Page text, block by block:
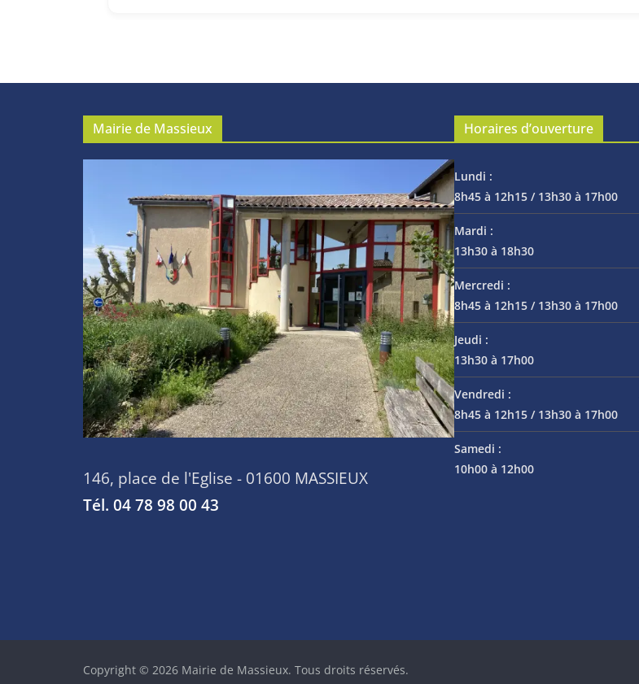
Mairie de Massieux
146, place de l'Eglise - 01600 MASSIEUX
Tél. 04 78 98 00 43
Horaires d’ouverture
Lundi :
8h45 à 12h15 / 13h30 à 17h00
Mardi :
13h30 à 18h30
Mercredi :
8h45 à 12h15 / 13h30 à 17h00
Jeudi :
13h30 à 17h00
Vendredi :
8h45 à 12h15 / 13h30 à 17h00
Samedi :
10h00 à 12h00
Copyright © 2026 Mairie de Massieux. Tous droits réservés.